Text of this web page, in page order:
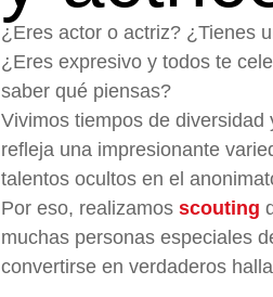
¿Eres actor o actriz? ¿Tienes
¿Eres expresivo y todos te
saber qué piensas?
Vivimos tiempos de
refleja una impresionante
talentos ocultos en el
Por eso, realizamos scouting
muchas personas especiales
convertirse en verdaderos